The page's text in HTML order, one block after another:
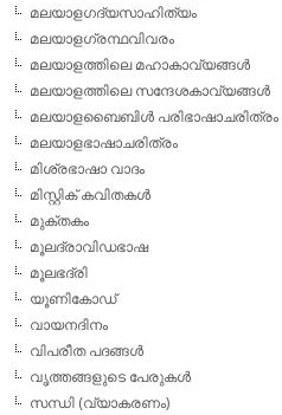
മലയാളഗദ്യസാഹിത്യം
മലയാളഗ്രന്ഥവിവരം
മലയാളത്തിലെ മഹാകാവ്യങ്ങള്‍
മലയാളത്തിലെ സന്ദേശകാവ്യങ്ങള്‍
മലയാളബൈബിള്‍ പരിഭാഷാചരിത്രം
മലയാളഭാഷാചരിത്രം
മിശ്രഭാഷാ വാദം
മിസ്റ്റിക് കവിതകള്‍
മുക്തകം
മൂലദ്രാവിഡഭാഷ
മൂലഭദ്രി
യൂണികോഡ്
വായനദിനം
വിപരീത പദങ്ങള്‍
വൃത്തങ്ങളുടെ പേരുകള്‍
സന്ധി (വ്യാകരണം)